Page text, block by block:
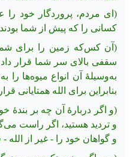
(ای مردم، پروردگار خود
کسانی را که پیش از شما بودند
(آن کس‌که زمین را برای
سقفی بالای سر شما قرار
به‌وسیلۀ آن انواع میوه‌ها را
بنابراین برای الله همتایانی
(و اگر دربارۀ آن چه بر بندۀ
و تردید هستید، اگر راست
و گواهان خود را - غیر از الله -